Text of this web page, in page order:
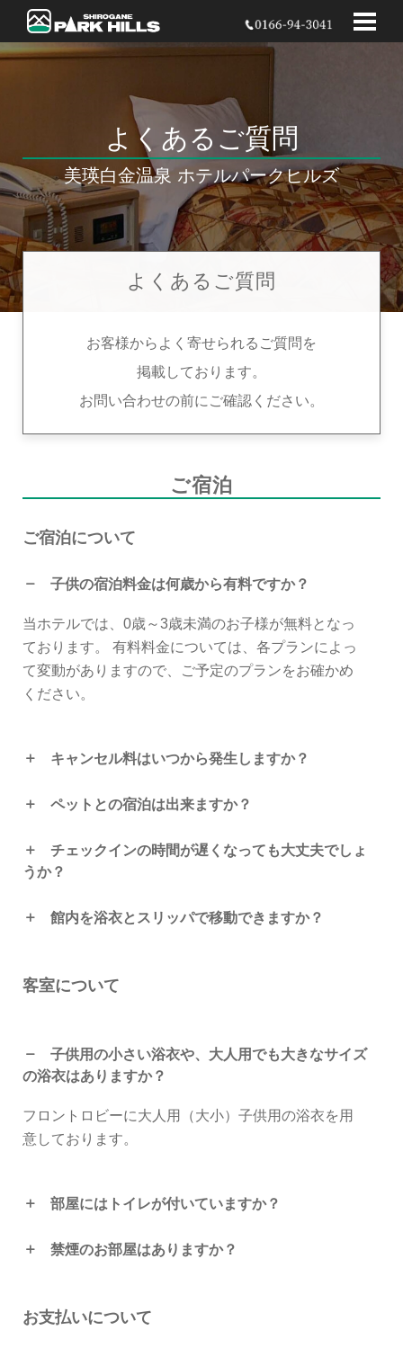
よくある ご質問
美瑛白金温泉 ホテルパークヒルズ
よくあるご質問
お客様から よく寄せられるご質問を
掲載しております。
お問い合わせの前に ご確認ください。
ご宿泊
ご宿泊について
子供の宿泊料金は何歳から有料ですか？
当ホテルでは、0歳～3歳未満のお子様が無料となっ
ております。 有料料金については、各プランによっ
て変動がありますので、ご予定のプランをお確かめ
ください。
キャンセル料はいつから発生しますか？
ペットとの宿泊は出来ますか？
チェックインの時間が遅くなっても大丈夫でしょ
うか？
館内を浴衣とスリッパで移動できますか？
客室について
子供用の小さい浴衣や、大人用でも大きなサイズ
の浴衣はありますか？
フロントロビーに大人用（大小）子供用の浴衣を用
意しております。
部屋にはトイレが付いていますか？
禁煙のお部屋はありますか？
お支払いについて